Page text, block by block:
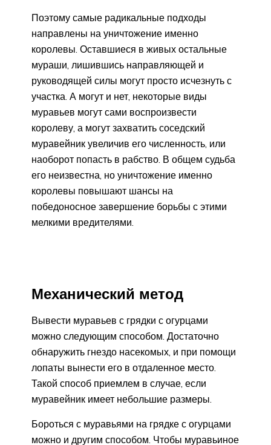
Поэтому самые радикальные подходы
направлены на уничтожение именно
королевы. Оставшиеся в живых остальные
мураши, лишившись направляющей и
руководящей силы могут просто исчезнуть с
участка. А могут и нет, некоторые виды
муравьев могут сами воспроизвести
королеву, а могут захватить соседский
муравейник увеличив его численность, или
наоборот попасть в рабство. В общем судьба
его неизвестна, но уничтожение именно
королевы повышают шансы на
победоносное завершение борьбы с этими
мелкими вредителями.
Механический метод
Вывести муравьев с грядки с огурцами
можно следующим способом. Достаточно
обнаружить гнездо насекомых, и при помощи
лопаты вынести его в отдаленное место.
Такой способ приемлем в случае, если
муравейник имеет небольшие размеры.
Бороться с муравьями на грядке с огурцами
можно и другим способом. Чтобы муравьиное